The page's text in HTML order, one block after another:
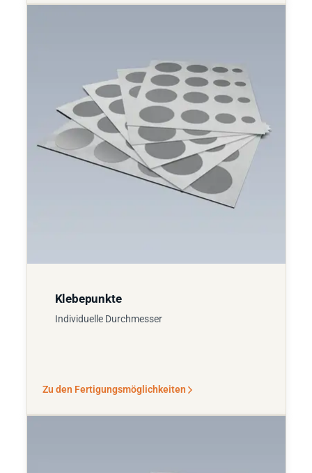
Klebepunkte
Individuelle Durchmesser
Zu den Fertigungsmöglichkeiten